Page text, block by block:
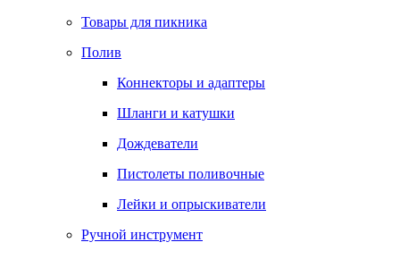
Товары для пикника
Полив
Коннекторы и адаптеры
Шланги и катушки
Дождеватели
Пистолеты поливочные
Лейки и опрыскиватели
Ручной инструмент